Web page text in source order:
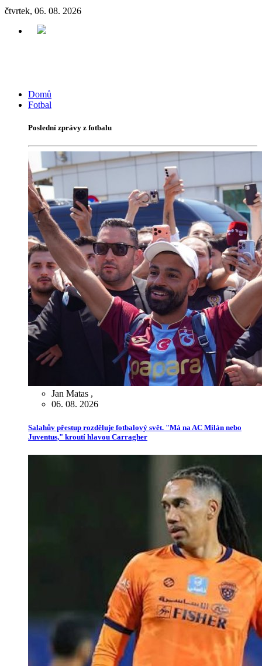
čtvrtek, 06. 08. 2026
Domů
Fotbal
Poslední zprávy z fotbalu
Jan Matas ,
06. 08. 2026
Salahův přestup rozděluje fotbalový svět. "Má na AC Milán nebo
Juventus," kroutí hlavou Carragher